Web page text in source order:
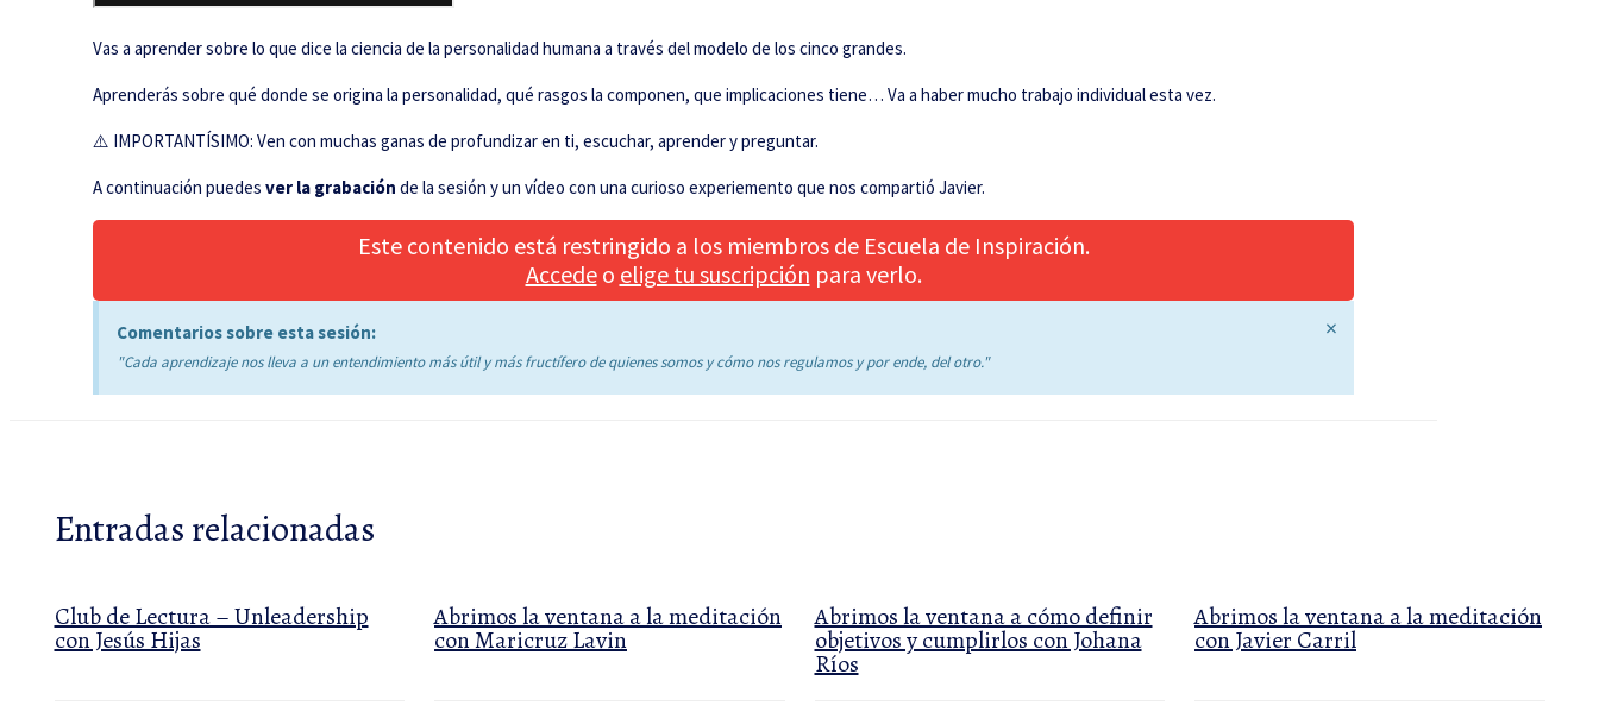
Vas a aprender sobre lo que dice la ciencia de la personalidad humana a través del modelo de los cinco grandes.
Aprenderás sobre qué donde se origina la personalidad, qué rasgos la componen, que implicaciones tiene… Va a haber mucho trabajo individual esta vez.
⚠️ IMPORTANTÍSIMO: Ven con muchas ganas de profundizar en ti, escuchar, aprender y preguntar.
A continuación puedesver la grabación de la sesión y un vídeo con una curioso experiemento que nos compartió Javier.
Este contenido está restringido a los miembros de Escuela de Inspiración.
Accedeo elige tu suscripción para verlo.
Comentarios sobre esta sesión:
"Cada aprendizaje nos lleva a un entendimiento más útil y más fructífero de quienes somos y cómo nos regulamos y por ende, del otro."
×
Entradas relacionadas
Club de Lectura – Unleadership
con Jesús Hijas
Abrimos la ventana a la meditación
con Maricruz Lavin
Abrimos la ventana a cómo definir
objetivos y cumplirlos con Johana
Ríos
Abrimos la ventana a la meditación
con Javier Carril